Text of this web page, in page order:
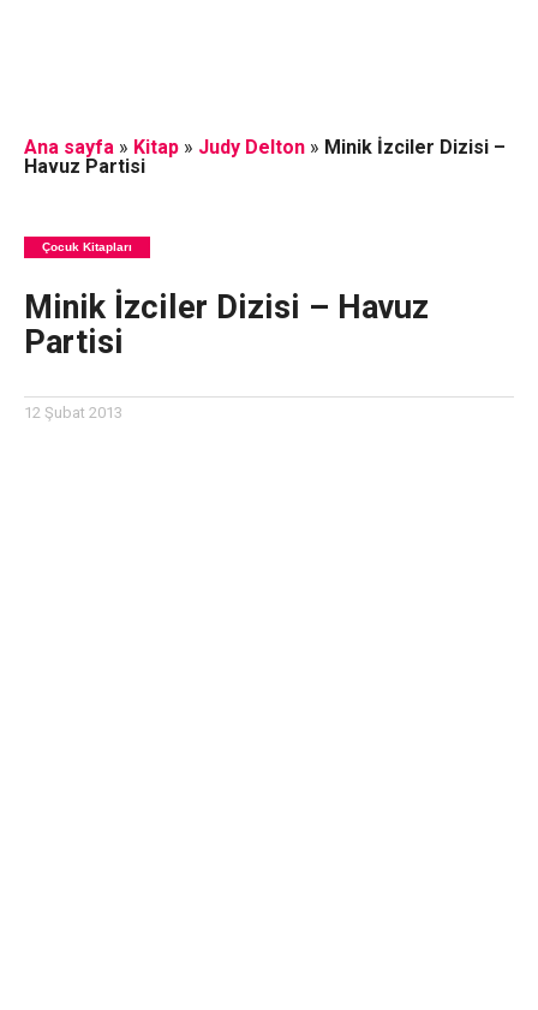
Ana sayfa» Kitap» Judy Delton» Minik İzciler Dizisi –
Havuz Partisi
Çocuk Kitapları
Minik İzciler Dizisi – Havuz
Partisi
12 Şubat 2013